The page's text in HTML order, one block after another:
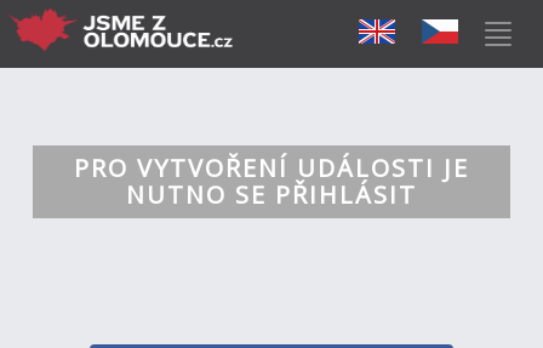
PRO VYTVOŘENÍ UDÁLOSTI JE
NUTNO SE PŘIHLÁSIT